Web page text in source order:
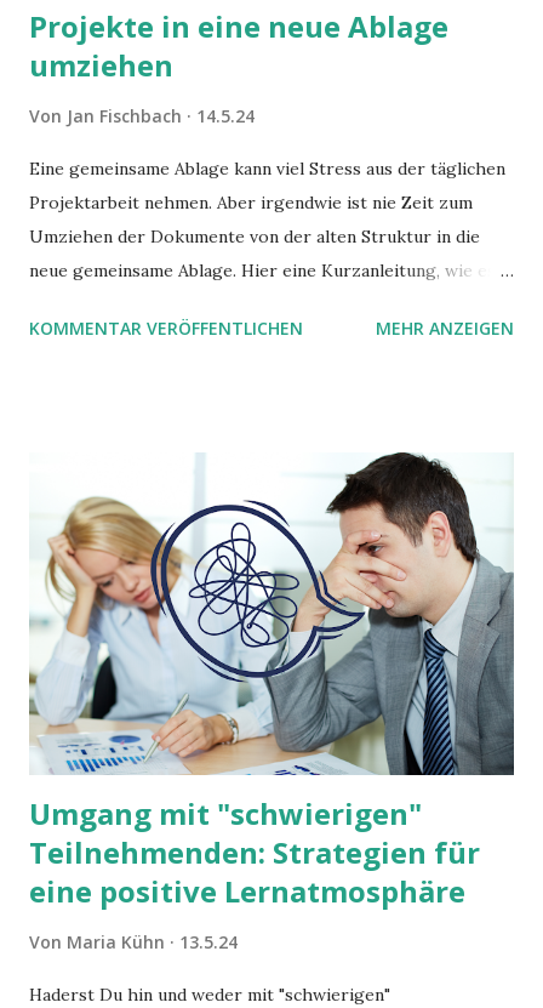
Projekte in eine neue Ablage
umziehen
Von Jan Fischbach 14.5.24
Eine gemeinsame Ablage kann viel Stress aus der täglichen
Projektarbeit nehmen. Aber irgendwie ist nie Zeit zum
Umziehen der Dokumente von der alten Struktur in die
neue gemeinsame Ablage. Hier eine Kurzanleitung, wie es
KOMMENTAR VERÖFFENTLICHEN MEHR ANZEIGEN
Umgang mit "schwierigen"
Teilnehmenden: Strategien für
eine positive Lernatmosphäre
Von Maria Kühn 13.5.24
Haderst Du hin und weder mit "schwierigen"